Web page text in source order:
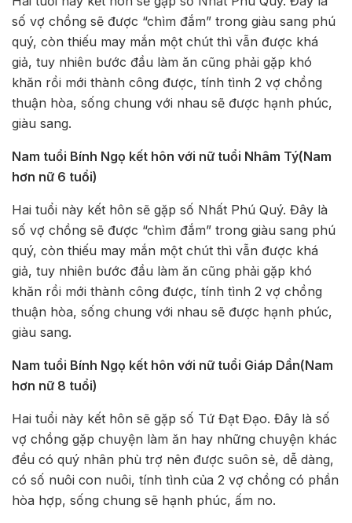
số vợ chồng sẽ được “chìm đắm” trong giàu sang phú
quý, còn thiếu may mắn một chút thì vẫn được khá
giả, tuy nhiên bước đầu làm ăn cũng phải gặp khó
khăn rồi mới thành công được, tính tình 2 vợ chồng
thuận hòa, sống chung với nhau sẽ được hạnh phúc,
giàu sang.
Nam tuổi Bính Ngọ kết hôn với nữ tuổi Nhâm Tý(Nam
hơn nữ 6 tuổi)
Hai tuổi này kết hôn sẽ gặp số Nhất Phú Quý. Đây là
số vợ chồng sẽ được “chìm đắm” trong giàu sang phú
quý, còn thiếu may mắn một chút thì vẫn được khá
giả, tuy nhiên bước đầu làm ăn cũng phải gặp khó
khăn rồi mới thành công được, tính tình 2 vợ chồng
thuận hòa, sống chung với nhau sẽ được hạnh phúc,
giàu sang.
Nam tuổi Bính Ngọ kết hôn với nữ tuổi Giáp Dần(Nam
hơn nữ 8 tuổi)
Hai tuổi này kết hôn sẽ gặp số Tứ Đạt Đạo. Đây là số
vợ chồng gặp chuyện làm ăn hay những chuyện khác
đều có quý nhân phù trợ nên được suôn sẻ, dễ dàng,
có số nuôi con nuôi, tính tình của 2 vợ chồng có phần
hòa hợp, sống chung sẽ hạnh phúc, ấm no.